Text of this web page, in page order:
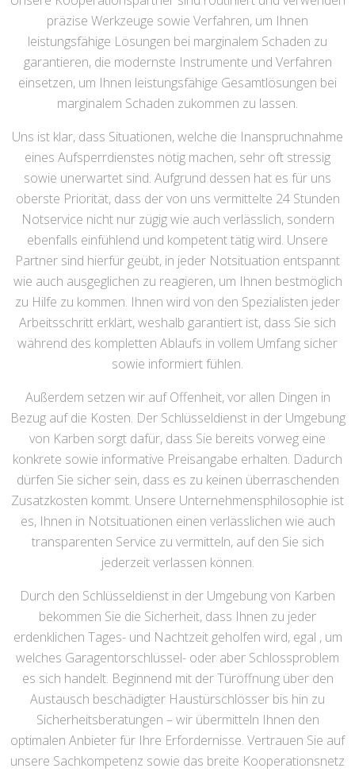
präzise Werkzeuge sowie Verfahren, um Ihnen
leistungsfähige Lösungen bei marginalem Schaden zu
garantieren, die modernste Instrumente und Verfahren
einsetzen, um Ihnen leistungsfähige Gesamtlösungen bei
marginalem Schaden zukommen zu lassen.
Uns ist klar, dass Situationen, welche die Inanspruchnahme
eines Aufsperrdienstes nötig machen, sehr oft stressig
sowie unerwartet sind. Aufgrund dessen hat es für uns
oberste Priorität, dass der von uns vermittelte 24 Stunden
Notservice nicht nur zügig wie auch verlässlich, sondern
ebenfalls einfühlend und kompetent tätig wird. Unsere
Partner sind hierfür geübt, in jeder Notsituation entspannt
wie auch ausgeglichen zu reagieren, um Ihnen bestmöglich
zu Hilfe zu kommen. Ihnen wird von den Spezialisten jeder
Arbeitsschritt erklärt, weshalb garantiert ist, dass Sie sich
während des kompletten Ablaufs in vollem Umfang sicher
sowie informiert fühlen.
Außerdem setzen wir auf Offenheit, vor allen Dingen in
Bezug auf die Kosten. Der Schlüsseldienst in der Umgebung
von Karben sorgt dafür, dass Sie bereits vorweg eine
konkrete sowie informative Preisangabe erhalten. Dadurch
dürfen Sie sicher sein, dass es zu keinen überraschenden
Zusatzkosten kommt. Unsere Unternehmensphilosophie ist
es, Ihnen in Notsituationen einen verlässlichen wie auch
transparenten Service zu vermitteln, auf den Sie sich
jederzeit verlassen können.
Durch den Schlüsseldienst in der Umgebung von Karben
bekommen Sie die Sicherheit, dass Ihnen zu jeder
erdenklichen Tages- und Nachtzeit geholfen wird, egal , um
welches Garagentorschlüssel- oder aber Schlossproblem
es sich handelt. Beginnend mit der Türöffnung über den
Austausch beschädigter Haustürschlösser bis hin zu
Sicherheitsberatungen – wir übermitteln Ihnen den
optimalen Anbieter für Ihre Erfordernisse. Vertrauen Sie auf
unsere Sachkompetenz sowie das breite Kooperationsnetz